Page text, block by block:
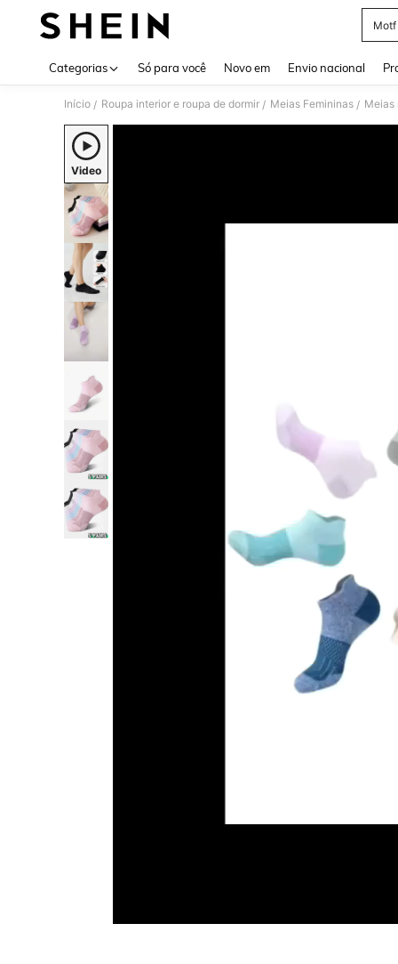
Motf
Categorias Só para você Novo em Envio nacional
Início / Roupa interior e roupa de dormir / Meias Femininas / Meias
Video